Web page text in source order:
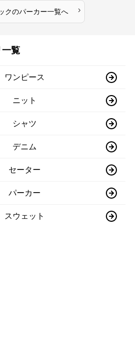
クのパーカー一覧へ ›
一覧
ワンピース
ニット
シャツ
デニム
セーター
パーカー
スウェット